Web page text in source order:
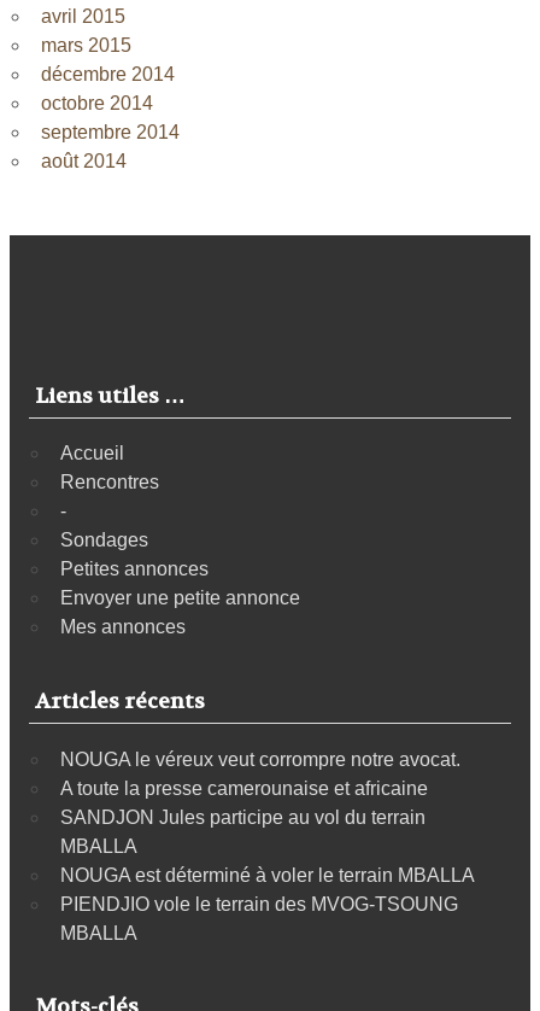
avril 2015
mars 2015
décembre 2014
octobre 2014
septembre 2014
août 2014
Liens utiles …
Accueil
Rencontres
-
Sondages
Petites annonces
Envoyer une petite annonce
Mes annonces
Articles récents
NOUGA le véreux veut corrompre notre avocat.
A toute la presse camerounaise et africaine
SANDJON Jules participe au vol du terrain
MBALLA
NOUGA est déterminé à voler le terrain MBALLA
PIENDJIO vole le terrain des MVOG-TSOUNG
MBALLA